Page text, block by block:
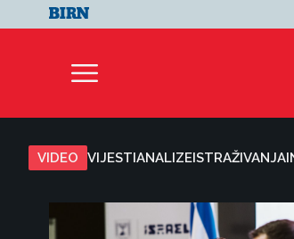
VIDEO VIJESTIANALIZEISTRAŽIVANJA